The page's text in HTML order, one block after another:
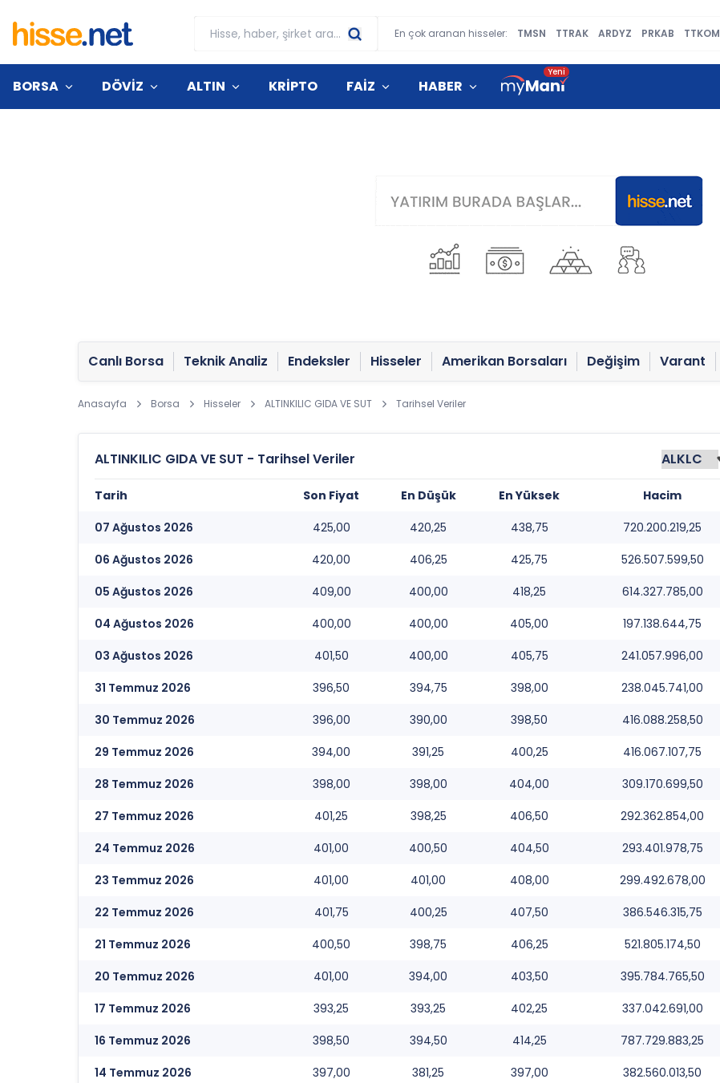
En çok aranan hisseler: TMSN TTRAK ARDYZ PRKAB TTKOM
BORSA DÖVİZ ALTIN KRİPTO FAİZ HABER
Canlı Borsa Teknik Analiz Endeksler Hisseler Amerikan Borsaları Değişim Varant
Anasayfa Borsa Hisseler ALTINKILIC GIDA VE SUT Tarihsel Veriler
ALTINKILIC GIDA VE SUT - Tarihsel Veriler
Tarih Son Fiyat En Düşük En Yüksek
Hacim
07 Ağustos 2026
425,00 420,25 438,75
720.200.219,25
06 Ağustos 2026
420,00 406,25 425,75
526.507.599,50
05 Ağustos 2026
409,00 400,00 418,25
614.327.785,00
04 Ağustos 2026
400,00 400,00 405,00
197.138.644,75
03 Ağustos 2026
401,50 400,00 405,75
241.057.996,00
31 Temmuz 2026
396,50 394,75 398,00
238.045.741,00
30 Temmuz 2026
396,00 390,00 398,50
416.088.258,50
29 Temmuz 2026
394,00 391,25 400,25
416.067.107,75
28 Temmuz 2026
398,00 398,00 404,00
309.170.699,50
27 Temmuz 2026
401,25 398,25 406,50
292.362.854,00
24 Temmuz 2026
401,00 400,50 404,50
293.401.978,75
23 Temmuz 2026
401,00 401,00 408,00
299.492.678,00
22 Temmuz 2026
401,75 400,25 407,50
386.546.315,75
21 Temmuz 2026
400,50 398,75 406,25
521.805.174,50
20 Temmuz 2026
401,00 394,00 403,50
395.784.765,50
17 Temmuz 2026
393,25 393,25 402,25
337.042.691,00
16 Temmuz 2026
398,50 394,50 414,25
787.729.883,25
14 Temmuz 2026
397,00 381,25 397,00
382.560.013,50